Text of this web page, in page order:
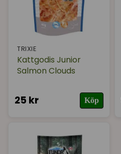
TRIXIE
Kattgodis Junior
Salmon Clouds
25 kr Köp